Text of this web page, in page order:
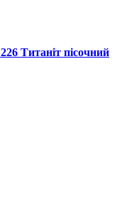
Титаніт пісочний